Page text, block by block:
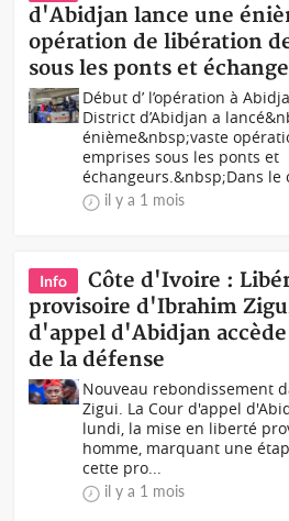
d'Abidjan lance une
opération de libération
sous les ponts et
Début d’ l’opération à
District d’Abidjan a
énième&nbsp;vaste
emprises sous les ponts et
échangeurs.&nbsp;Dans le
il y a 1 mois
Info
Côte d'Ivoire :
provisoire d'Ibrahim
d'appel d'Abidjan
de la défense
Nouveau rebondissement
Zigui. La Cour d'appel
lundi, la mise en liberté
homme, marquant une
cette pro...
il y a 1 mois